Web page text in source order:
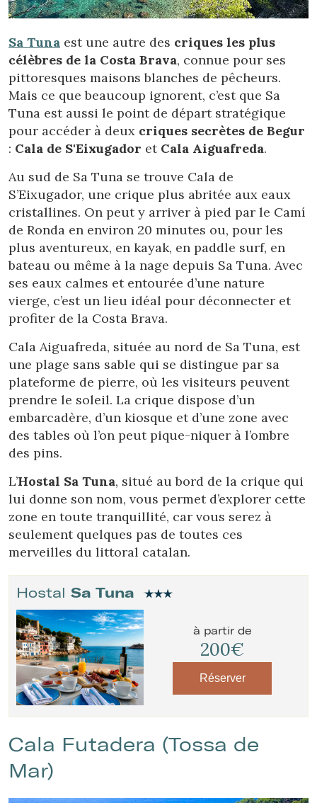
Sa Tuna est une autre des criques les plus
célèbres de la Costa Brava, connue pour ses
pittoresques maisons blanches de pêcheurs.
Mais ce que beaucoup ignorent, c’est que Sa
Tuna est aussi le point de départ stratégique
pour accéder à deux criques secrètes de Begur
: Cala de S'Eixugador et Cala Aiguafreda.
Au sud de Sa Tuna se trouve Cala de
S’Eixugador, une crique plus abritée aux eaux
cristallines. On peut y arriver à pied par le Camí
de Ronda en environ 20 minutes ou, pour les
plus aventureux, en kayak, en paddle surf, en
bateau ou même à la nage depuis Sa Tuna. Avec
ses eaux calmes et entourée d’une nature
vierge, c’est un lieu idéal pour déconnecter et
profiter de la Costa Brava.
Cala Aiguafreda, située au nord de Sa Tuna, est
une plage sans sable qui se distingue par sa
plateforme de pierre, où les visiteurs peuvent
prendre le soleil. La crique dispose d’un
embarcadère, d’un kiosque et d’une zone avec
des tables où l’on peut pique-niquer à l’ombre
des pins.
L’Hostal Sa Tuna, situé au bord de la crique qui
lui donne son nom, vous permet d’explorer cette
zone en toute tranquillité, car vous serez à
seulement quelques pas de toutes ces
merveilles du littoral catalan.
Hostal Sa Tuna
à partir de
200€
Réserver
Cala Futadera (Tossa de
Mar)